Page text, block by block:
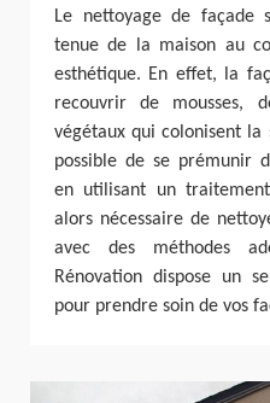
Le nettoyage de façade
tenue de la maison au
esthétique. En effet, la
recouvrir de mousses,
végétaux qui colonisent
possible de se prémunir
en utilisant un
alors nécessaire de
avec des méthodes
Rénovation dispose un
pour prendre soin de vos